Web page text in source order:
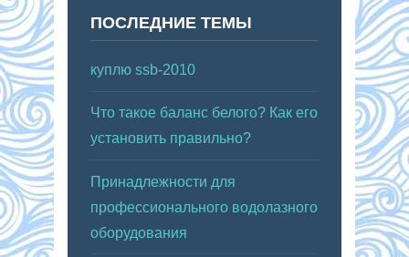
ПОСЛЕДНИЕ ТЕМЫ
куплю ssb-2010
Что такое баланс белого? Как его
установить правильно?
Принадлежности для
профессионального водолазного
оборудования